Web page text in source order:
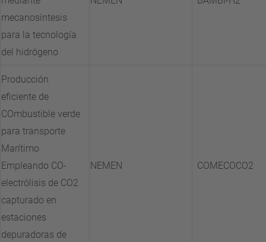
mecanosíntesis
para la tecnología
del hidrógeno
Producción
eficiente de
COmbustible verde
para transporte
Marítimo
Empleando CO-
electrólisis de CO2
capturado en
estaciones
depuradoras de
NEMEN COMECOCO2